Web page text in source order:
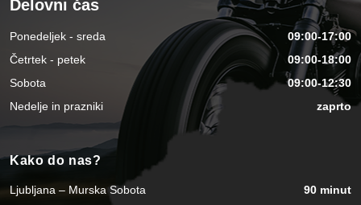
Delovni čas
Ponedeljek - sreda
09:00-17:00
Četrtek - petek
09:00-18:00
Sobota
09:00-12:30
Nedelje in prazniki
zaprto
Kako do nas?
Ljubljana – Murska Sobota
90 minut